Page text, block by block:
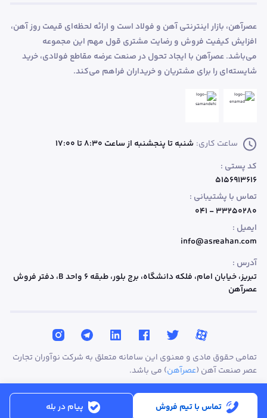
تماس با تیم فروش پیام در بله
عصرآهن، بازار اینترنتی آهن و فولاد است و ارائه لحظه‌ای قیمت روز آهن،
افزایش کیفیت فروش و رضایت مشتری قول مهم این مجموعه
می‌باشد. عصرآهن با ایجاد تحول در صنعت عرضه مقاطع فولادی، خرید
شایسته‌ای را برای مشتریان و خریداران فراهم می‌کند.
ساعت کاری: شنبه تا پنجشنبه از ساعت 8:30 تا 17:00
کد پستی :
۵۱۵۶۹۱۳۶۱۶
تماس با پشتیبانی :
۳۳۲۵۰۲۸۰ - ۰۴۱
ایمیل :
info@asreahan.com
آدرس :
تبریز، خیابان امام، فلکه دانشگاه، برج بلور، طبقه ۶ واحد B
، دفتر فروش
عصرآهن
تمامی حقوق مادی و معنوی این سامانه متعلق به شرکت نوآوران تجارت
عصر صنعت آهن (عصرآهن) می باشد.